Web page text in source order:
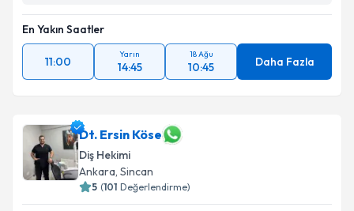
En Yakın Saatler
11:00
Yarın
14:45
18 Ağu
10:45 Daha Fazla
Dt. Ersin Köse
Diş Hekimi
Ankara, Sincan
5 (101 Değerlendirme)